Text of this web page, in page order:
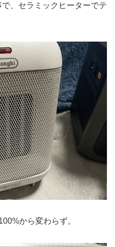
、セラミックヒーターでテ
から変わらず。